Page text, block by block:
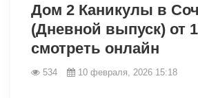
Дом 2 Каникулы в
(Дневной выпуск) от
смотреть онлайн
534 10 февраля, 2026 15:18